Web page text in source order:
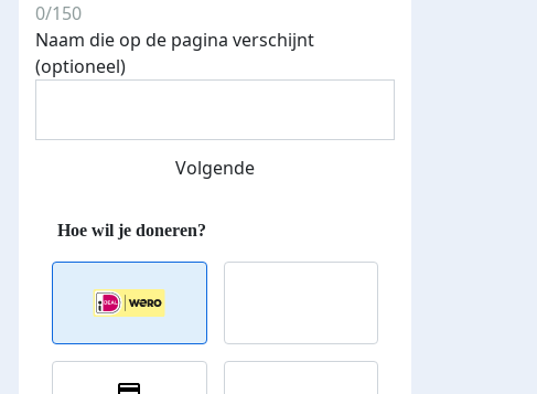
Streefbedrag verhoogd
0/150
Naam die op de pagina verschijnt
(optioneel)
Volgende